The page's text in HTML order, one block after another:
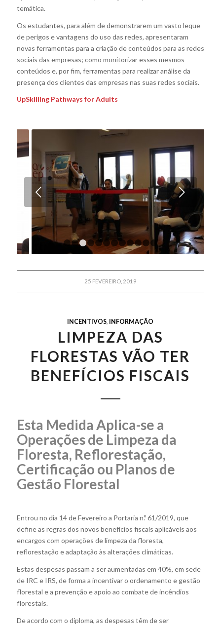
temática.
Os estudantes, para além de demonstrarem um vasto leque
de perigos e vantagens do uso das redes, apresentaram
novas ferramentas para a criação de conteúdos para as redes
sociais das empresas; como monitorizar esses mesmos
conteúdos e, por fim, ferramentas para realizar análise da
presença dos clientes das empresas nas suas redes sociais.
UpSkilling Pathways for Adults
Próximo
1 2 3 4 5 6 8 9 1011
25 FEVEREIRO, 2019
INCENTIVOS, INFORMAÇÃO
LIMPEZA DAS
FLORESTAS VÃO TER
BENEFÍCIOS FISCAIS
Esta Medida Aplica-se a
Operações de Limpeza da
Floresta, Reflorestação,
Certificação ou Planos de
Gestão Florestal
Entrou no dia 14 de Fevereiro a Portaria n.º 61/2019, que
define as regras dos novos benefícios fiscais aplicáveis aos
encargos com operações de limpeza da floresta,
reflorestação e adaptação às alterações climáticas.
Estas despesas passam a ser aumentadas em 40%, em sede
de IRC e IRS, de forma a incentivar o ordenamento e gestão
florestal e a prevenção e apoio ao combate de incêndios
florestais.
De acordo com o diploma, as despesas têm de ser